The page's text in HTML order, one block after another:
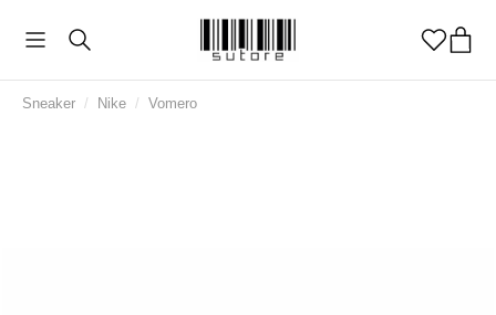
Sneaker / Nike / Vomero